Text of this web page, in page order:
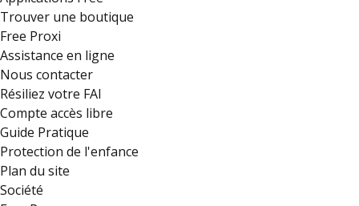
Trouver une boutique
Free Proxi
Assistance en ligne
Nous contacter
Résiliez votre FAI
Compte accès libre
Guide Pratique
Protection de l'enfance
Plan du site
Société